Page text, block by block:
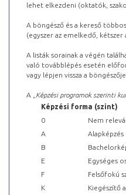
lehet elkezdeni (oktatók,
A böngésző és a kereső
(egyszer az emelkedő,
A listák sorainak a végén
való továbblépés esetén
vagy lépjen vissza a
A „ Képzési programok szerinti
Képzési forma (szint)
0
Nem
A
Alapképzés
B
E
Egységes
F
Felsőfokú
K
Kiegészítő